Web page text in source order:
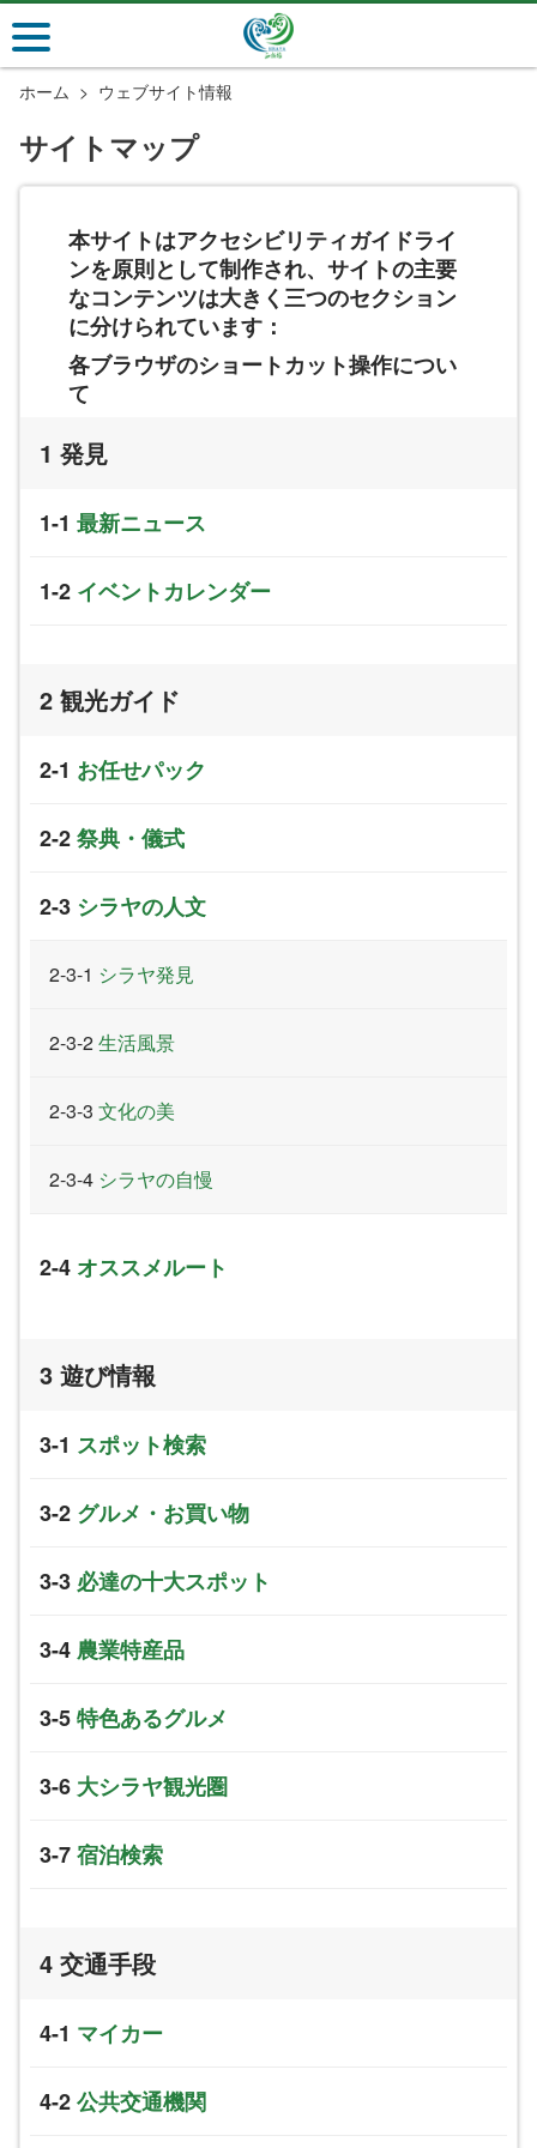
メ
イ
ン
ホーム ウェブサイト情報
サイトマップ
本サイトはアクセシビリティガイドライ
ンを原則として制作され、サイトの主要
なコンテンツは大きく三つのセクション
に分けられています：
各ブラウザのショートカット操作につい
て
発見
最新ニュース
イベントカレンダー
観光ガイド
お任せパック
祭典・儀式
シラヤの人文
シラヤ発見
生活風景
文化の美
シラヤの自慢
オススメルート
遊び情報
スポット検索
グルメ・お買い物
必達の十大スポット
農業特産品
特色あるグルメ
大シラヤ観光圏
宿泊検索
交通手段
マイカー
公共交通機関